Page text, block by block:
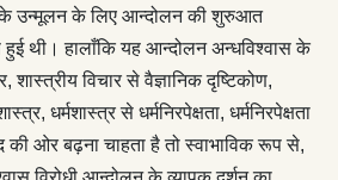
के उन्मूलन के लिए आन्दोलन की शुरुआत
थी। हालाँकि यह आन्दोलन अन्धविश्वास के
शास्त्रीय विचार से वैज्ञानिक दृष्टिकोण,
धर्मशास्त्र से धर्मनिरपेक्षता, धर्मनिरपेक्षता
की ओर बढ़ना चाहता है तो स्वाभाविक रूप से,